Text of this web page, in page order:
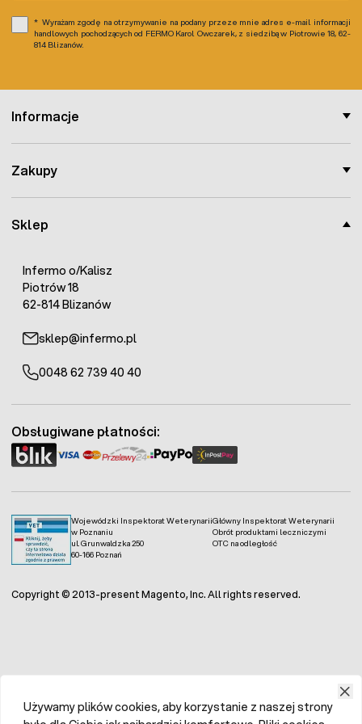
karmnikach co 5-10 m,
zwalczanie myszy: do 50 g trutki rozmieszczać w
Sklep
Infermo o/Kalisz
Piotrów 18
62-814 Blizanów
sklep@infermo.pl
0048 62 739 40 40
Informacje
Zakupy
Wyrażam zgodę na otrzymywanie na podany przeze mnie adres e-mail informacji
handlowych pochodzących od FERMO Karol Owczarek, z siedzibą w Piotrowie 18, 62-
814 Blizanów.
Wojewódzki Inspektorat Weterynarii
w Poznaniu
ul. Grunwaldzka 250
60-166 Poznań
Główny Inspektorat Weterynarii
Obrót produktami leczniczymi
OTC na odległość
Obsługiwane płatności:
Copyright © 2013-present Magento, Inc. All rights reserved.
Używamy plików cookies, aby korzystanie z naszej strony